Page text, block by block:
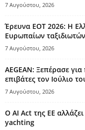
7 Αυγούστου, 2026
Έρευνα ΕΟΤ 2026: Η
Ευρωπαίων
7 Αυγούστου, 2026
AEGEAN: Ξεπέρασε
επιβάτες τον Ιούλιο
7 Αυγούστου, 2026
Ο AI Act της ΕΕ
yachting